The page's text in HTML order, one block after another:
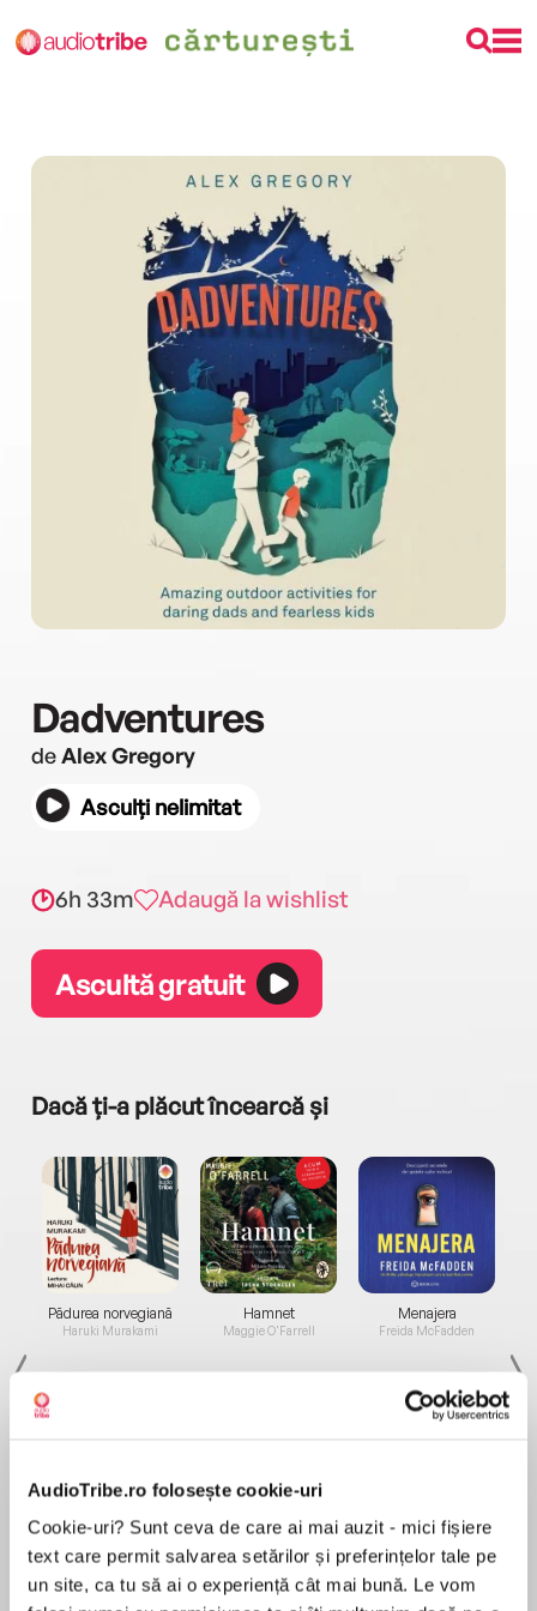
AudioTribe.ro folosește cookie-uri
Cookie-uri? Sunt ceva de care ai mai auzit - mici fișiere
text care permit salvarea setărilor și preferințelor tale pe
un site, ca tu să ai o experiență cât mai bună. Le vom
Dadventures
deAlex Gregory
Asculți nelimitat
6h 33m Adaugă la wishlist
Ascultă gratuit
Dacă ți-a plăcut încearcă și
Pădurea norvegiană
Haruki Murakami
Elita de Argint (Elita
de...
Dani Francis
Hamnet
Maggie O'Farrell
Diavolul se îmbracă de
la...
Lauren Weisberger
Menajera
Freida McFadden
Migdală
Sohn Won-pyung